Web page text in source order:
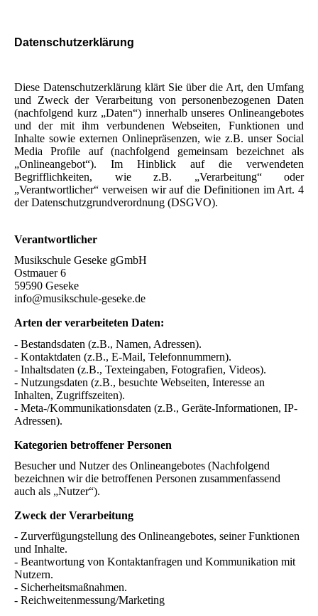
Datenschutzerklärung
Diese Datenschutzerklärung klärt Sie über die Art, den Umfang
und Zweck der Verarbeitung von personenbezogenen Daten
(nachfolgend kurz „Daten“) innerhalb unseres Onlineangebotes
und der mit ihm verbundenen Webseiten, Funktionen und
Inhalte sowie externen Onlinepräsenzen, wie z.B. unser Social
Media Profile auf (nachfolgend gemeinsam bezeichnet als
„Onlineangebot“). Im Hinblick auf die verwendeten
Begrifflichkeiten, wie z.B. „Verarbeitung“ oder
„Verantwortlicher“ verweisen wir auf die Definitionen im Art. 4
der Datenschutzgrundverordnung (DSGVO).
Verantwortlicher
Musikschule Geseke gGmbH
Ostmauer 6
59590 Geseke
info@musikschule-geseke.de
Arten der verarbeiteten Daten:
- Bestandsdaten (z.B., Namen, Adressen).
- Kontaktdaten (z.B., E-Mail, Telefonnummern).
- Inhaltsdaten (z.B., Texteingaben, Fotografien, Videos).
- Nutzungsdaten (z.B., besuchte Webseiten, Interesse an
Inhalten, Zugriffszeiten).
- Meta-/Kommunikationsdaten (z.B., Geräte-Informationen, IP-
Adressen).
Kategorien betroffener Personen
Besucher und Nutzer des Onlineangebotes (Nachfolgend
bezeichnen wir die betroffenen Personen zusammenfassend
auch als „Nutzer“).
Zweck der Verarbeitung
- Zurverfügungstellung des Onlineangebotes, seiner Funktionen
und Inhalte.
- Beantwortung von Kontaktanfragen und Kommunikation mit
Nutzern.
- Sicherheitsmaßnahmen.
- Reichweitenmessung/Marketing